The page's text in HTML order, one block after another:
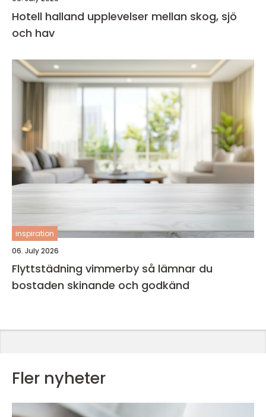
Hotell halland upplevelser mellan skog, sjö
och hav
inspiration
06. July 2026
Flyttstädning vimmerby så lämnar du
bostaden skinande och godkänd
Fler nyheter